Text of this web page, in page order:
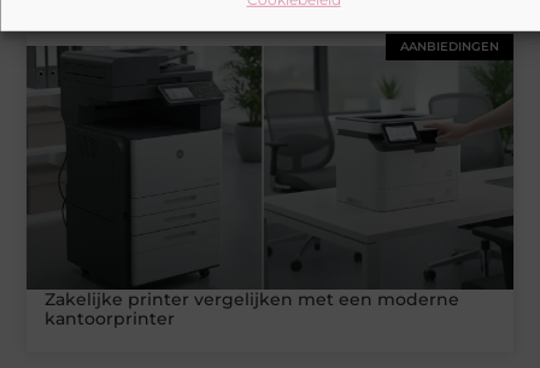
AANBIEDINGEN
Zakelijke printer vergelijken met een moderne
kantoorprinter